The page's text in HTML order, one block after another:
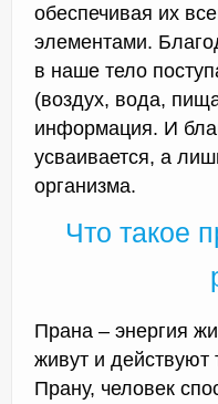
обеспечивая их
элементами.
в наше тело
(воздух, вода,
информация. И
усваивается, а
организма.
Что такое
Прана – энергия
живут и действуют
Прану, человек